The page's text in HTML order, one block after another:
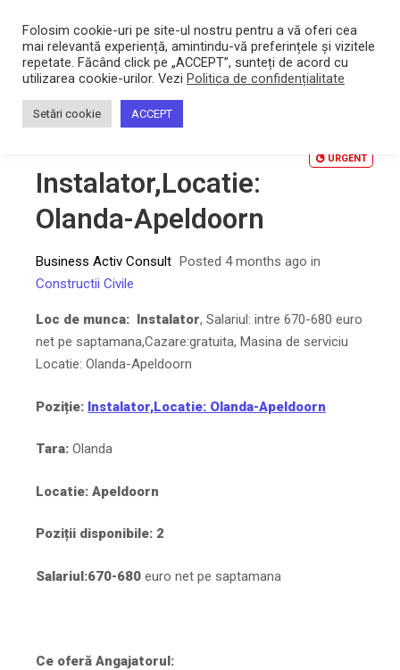
Bacltd
Locuri de munca
Instalator,Locatie:
Olanda-Apeldoorn
Business Activ Consult Posted 4 months ago in
Constructii Civile
URGENT
Loc de munca: Instalator, Salariul: intre 670-680 euro
net pe saptamana,Cazare:gratuita, Masina de serviciu
Locatie: Olanda-Apeldoorn
Poziție: Instalator,Locatie: Olanda-Apeldoorn
Tara: Olanda
Locatie: Apeldoorn
Poziții disponibile: 2
Salariul:670-680 euro net pe saptamana
Ce oferă Angajatorul:
Folosim cookie-uri pe site-ul nostru pentru a vă oferi cea
mai relevantă experiență, amintindu-vă preferințele și vizitele
repetate. Făcând click pe „ACCEPT”, sunteți de acord cu
utilizarea cookie-urilor. Vezi Politica de confidențialitate
Setări cookie ACCEPT